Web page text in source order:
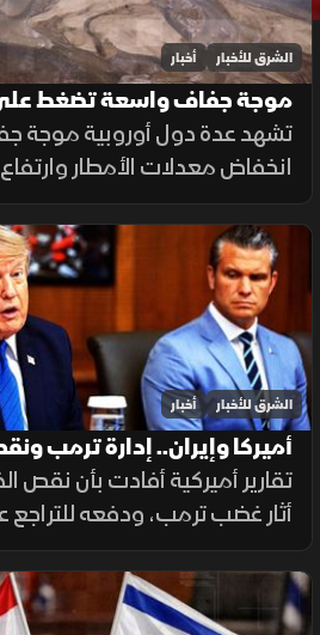
الشرق للأخبار أخبار
موجة جفاف واسعة تضغط على
في أوروبا
تشهد عدة دول أوروبية موجة
انخفاض معدلات الأمطار وارتفاع
ما أدى إلى تراجع مستويات
وزيادة الضغوط على الموارد
الشرق للأخبار أخبار
أميركا وإيران.. إدارة ترمب
تقارير أميركية أفادت بأن نقص
أثار غضب ترمب، ودفعه
واسعة ضد إيران. وزير الحرب حمل
مسؤولية الأزمة، فيما نفى
التقارير.